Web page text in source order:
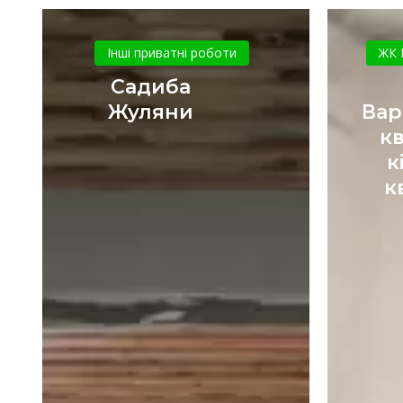
Жуляни
Інші приватні роботи
Садиба
Жуляни
ЖК